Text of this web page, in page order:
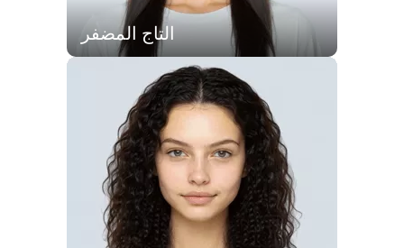
التاج المضفر